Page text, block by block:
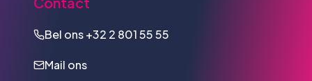
Bel ons+32 2 801 55 55
Mail ons